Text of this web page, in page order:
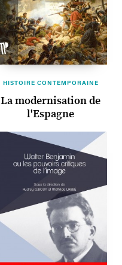
HISTOIRE CONTEMPORAINE
La modernisation de
l'Espagne